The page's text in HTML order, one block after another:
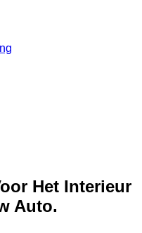
Het Interieur
Auto.